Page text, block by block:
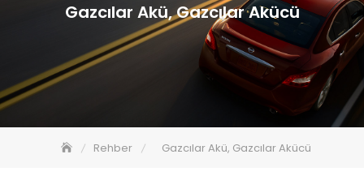
Gazcılar Akü, Gazcılar Akücü
Rehber Gazcılar Akü, Gazcılar Akücü